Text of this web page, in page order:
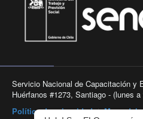
Servicio Nacional de Capacitación y
Huérfanos #1273, Santiago - (lunes
Política de privacidad|Mapa del